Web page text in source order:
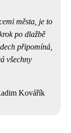
města, je to
po dlažbě
připomíná,
všechny
Kovářík